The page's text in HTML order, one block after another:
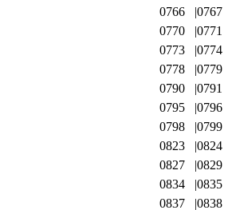
0766
0767
0770
0771
0773
0774
0778
0779
0790
0791
0795
0796
0798
0799
0823
0824
0827
0829
0834
0835
0837
0838